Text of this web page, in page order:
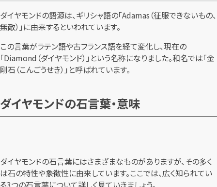
ダイヤモンドの語源は、ギリシャ語の「Adamas（征服できないもの、
無敵）」に由来するといわれています。
この言葉がラテン語や古フランス語を経て変化し、現在の
「Diamond（ダイヤモンド）」という名称になりました。和名では「金
剛石（こんごうせき）」と呼ばれています。
ダイヤモンドの石言葉・意味
ダイヤモンドの石言葉にはさまざまなものがありますが、その多く
は石の特性や象徴性に由来しています。ここでは、広く知られてい
る3つの石言葉について詳しく見ていきましょう。